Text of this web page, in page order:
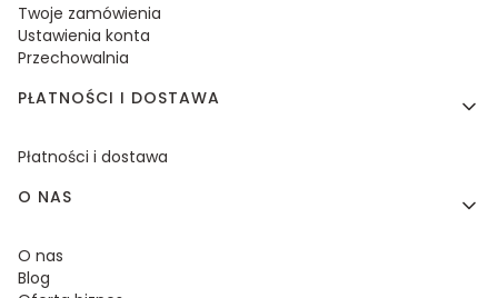
Twoje zamówienia
Ustawienia konta
Przechowalnia
PŁATNOŚCI I DOSTAWA
Płatności i dostawa
O NAS
O nas
Blog